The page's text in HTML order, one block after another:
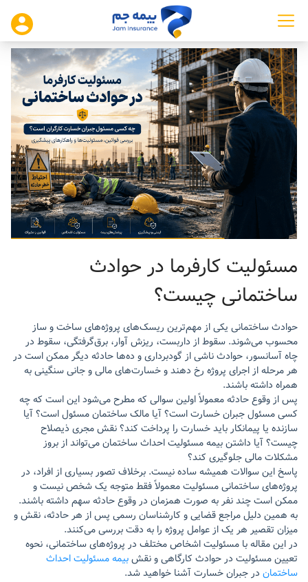
مسئولیت کارفرما در حوادث
ساختمانی چیست؟
حوادث ساختمانی یکی از مهم‌ترین ریسک‌های پروژه‌های ساخت و ساز
محسوب می‌شوند. سقوط از داربست، ریزش آوار، برق‌گرفتگی، سقوط در
چاه آسانسور، حوادث ناشی از گودبرداری و ده‌ها حادثه دیگر ممکن است در
هر مرحله از اجرای پروژه رخ دهند و خسارت‌های مالی و جانی سنگینی به
همراه داشته باشند.
پس از وقوع حادثه معمولاً اولین سوالی که مطرح می‌شود این است که چه
کسی مسئول جبران خسارت است؟ آیا مالک ساختمان مسئول است؟ آیا
سازنده یا پیمانکار باید خسارت را پرداخت کند؟ نقش مجری ذیصلاح
چیست؟ آیا داشتن بیمه مسئولیت احداث ساختمان می‌تواند از بروز
مشکلات مالی جلوگیری کند؟
پاسخ این سوالات همیشه ساده نیست. برخلاف تصور بسیاری از افراد، در
پروژه‌های ساختمانی مسئولیت معمولاً فقط متوجه یک شخص نیست و
ممکن است چند نفر به صورت همزمان در وقوع حادثه سهم داشته باشند.
به همین دلیل مراجع قضایی و کارشناسان رسمی پس از هر حادثه، نقش و
میزان تقصیر هر یک از عوامل پروژه را به دقت بررسی می‌کنند.
در این مقاله با مسئولیت اشخاص مختلف در پروژه‌های ساختمانی، نحوه
تعیین مسئولیت در حوادث کارگاهی و نقشبیمه مسئولیت احداث
ساختمان در جبران خسارت آشنا خواهید شد.